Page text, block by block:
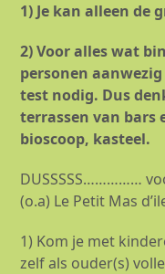
1) Je kan alleen de
2) Voor alles wat
personen
test nodig. Dus
terrassen van bars
bioscoop, kasteel.
DUSSSSS……………
(o.a) Le Petit Mas
1) Kom je met
zelf als ouder(s)